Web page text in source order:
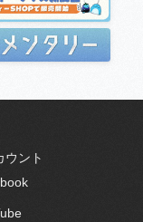
ウント